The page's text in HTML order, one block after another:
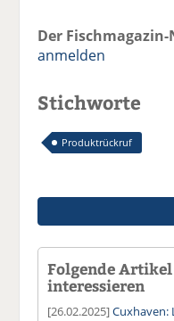
Der
anmelden
Stichworte
Produktrückruf
Folgende
interessieren
[26.02.2025]Cuxhaven: